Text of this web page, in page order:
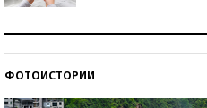
ФОТОИСТОРИИ